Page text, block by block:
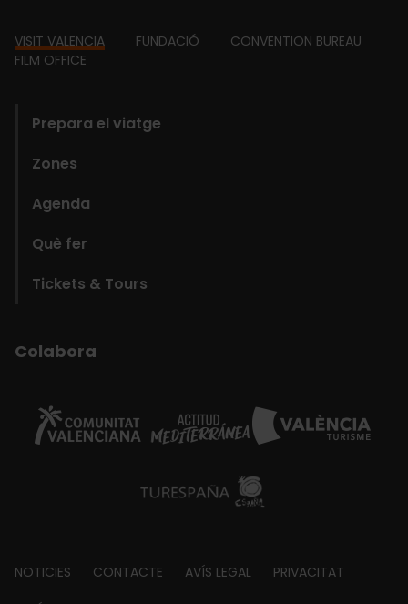
Footer
VISIT VALENCIA FUNDACIÓ
CONVENTION BUREAU
FILM OFFICE
Prepara el viatge
Zones
Agenda
Què fer
Tickets & Tours
Colabora
Footer
NOTICIES CONTACTE AVÍS LEGAL PRIVACITAT